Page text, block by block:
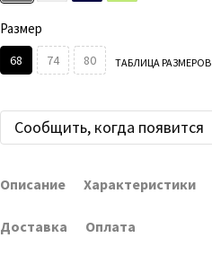
Размер
68 74 80 ТАБЛИЦА РАЗМЕРОВ
Сообщить, когда появится
Описание Характеристики
Доставка Оплата